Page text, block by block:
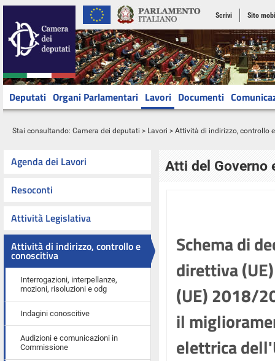
Scrivi Sito
Deputati Organi Parlamentari Lavori Documenti
Stai consultando: Camera dei deputati > Lavori > Attività di indirizzo, controllo
Agenda dei Lavori
Resoconti
Attività Legislativa
Attività di indirizzo, controllo e
conoscitiva
Interrogazioni, interpellanze,
mozioni, risoluzioni e odg
Indagini conoscitive
Audizioni e comunicazioni in
Commissione
Atti del Governo
Schema di
direttiva
(UE) 2018/
il
elettrica